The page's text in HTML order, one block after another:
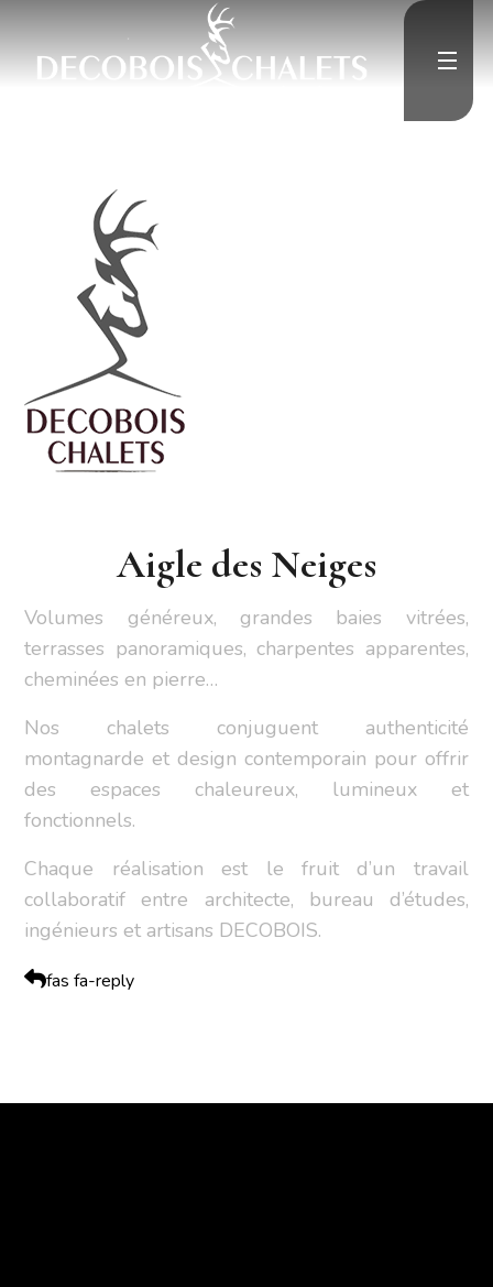
Contact
Aigle des Neiges
Volumes généreux, grandes baies vitrées,
terrasses panoramiques, charpentes apparentes,
cheminées en pierre…
Nos chalets conjuguent authenticité
montagnarde et design contemporain pour offrir
des espaces chaleureux, lumineux et
fonctionnels.
Chaque réalisation est le fruit d’un travail
collaboratif entre architecte, bureau d’études,
ingénieurs et artisans DECOBOIS.
fas fa-reply